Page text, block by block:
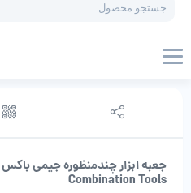
search
Combination Tools